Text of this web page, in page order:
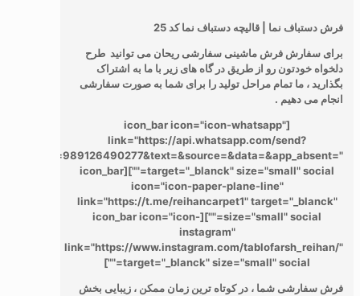
فرش دستباف نما | قالیچه دستباف نما کد 25
برای سفارش فرش ماشینی سفارشی ریحان می توانید طرح
دلخواه خودتون رو از طریق در گاه های زیر با ما به اشتراک
بگذارید ، ما تمام مراحل تولید را برای شما به صورت سفارشی
انجام می دهیم .
[icon_bar icon="icon-whatsapp"
link="https://api.whatsapp.com/send?
phone=989126490277&text=&source=&data=&app_absent="
target="_blanck" size="small" social=""][icon_bar
icon="icon-paper-plane-line"
link="https://t.me/reihancarpet1" target="_blanck"
size="small" social=""][icon_bar icon="icon-
instagram"
link="https://www.instagram.com/tablofarsh_reihan/"
target="_blanck" size="small" social=""]
فرش سفارشی شما ، در کوتاه ترین زمان ممکن ، زیبایی بخش